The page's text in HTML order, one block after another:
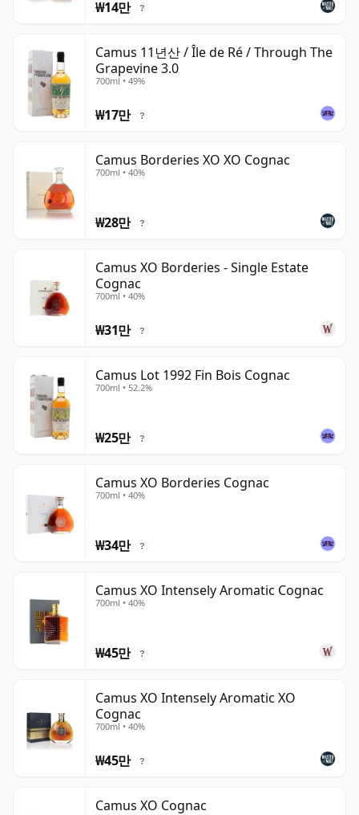
₩14만 ?
Camus 11년산 / Île de Ré / Through The
Grapevine 3.0
700ml • 49%
₩17만 ?
Camus Borderies XO XO Cognac
700ml • 40%
₩28만 ?
Camus XO Borderies - Single Estate
Cognac
700ml • 40%
₩31만 ?
Camus Lot 1992 Fin Bois Cognac
700ml • 52.2%
₩25만 ?
Camus XO Borderies Cognac
700ml • 40%
₩34만 ?
Camus XO Intensely Aromatic Cognac
700ml • 40%
₩45만 ?
Camus XO Intensely Aromatic XO
Cognac
700ml • 40%
₩45만 ?
Camus XO Cognac